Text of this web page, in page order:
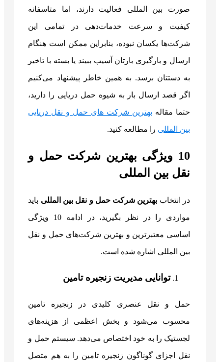
صورت بین المللی فعالیت دارند، اما متاسفانه
کیفیت و سرعت خدمات‌دهی در تمامی این
شرکت‌ها یکسان نبوده، بنابراین ممکن است هنگام
ارسال و بارگیری بارتان آسیب ببیند یا بسته با تاخیر
به دستتان برسد. به همین خاطر پیشنهاد می‌کنیم
اگر قصد ارسال بار به شیوه حمل دریایی را دارید،
حتما مقاله بهترین شرکت های حمل و نقل دریایی
بین المللی را مطالعه کنید.
10 ویژگی بهترین شرکت‌ حمل و
نقل بین المللی
در انتخاب بهترین شرکت حمل و نقل بین المللی باید
مواردی را در نظر بگیرید، در ادامه 10 ویژگی
اساسی معتبرترین و بهترین شرکت‌های حمل و نقل
بین المللی اشاره شده است.
توانایی مدیریت زنجیره تامین
حمل و نقل عنصری کلیدی در زنجیره تامین
محسوب می‌شود و بخش اعظمی از هزینه‌های
لجستیک را به خود اختصاص می‌دهد. سیستم حمل و
نقل اجزای گوناگون زنجیره تامین را به هم متصل